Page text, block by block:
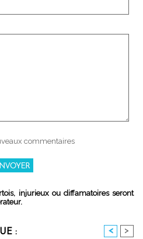
commentaires
injurieux ou diffamatoires seront
: < >